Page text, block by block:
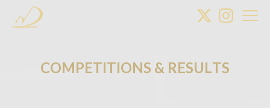
COMPETITIONS & RESULTS